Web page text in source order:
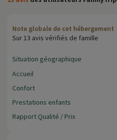
Note globale de cet hébergement
Sur 13 avis vérifiés de famille
Situation géographique
Accueil
Confort
Prestations enfants
Rapport Qualité / Prix